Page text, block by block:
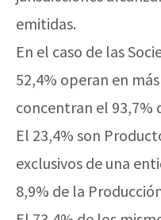
emitidas.
En el caso de las
52,4% operan en
concentran el 93,7%
El 23,4% son
exclusivos de una
8,9% de la